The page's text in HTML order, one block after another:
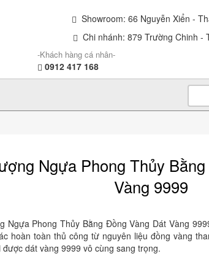
Showroom: 66 Nguyễn Xiển -
Chi nhánh: 879 Trường Chinh -
-Khách hàng cá nhân-
0912 417 168
Ngựa Phong Thủy
Vàng 9999
Ngựa Phong Thủy Bằng Đồng Vàng Dát Vàng
hoàn toàn thủ công từ nguyên liệu đồng vàng
được dát vàng 9999 vô cùng sang trọng.